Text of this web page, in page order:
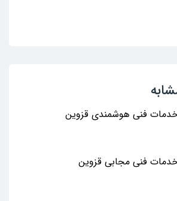
فنی هوشمندی قزوین
فنی مجابی قزوین